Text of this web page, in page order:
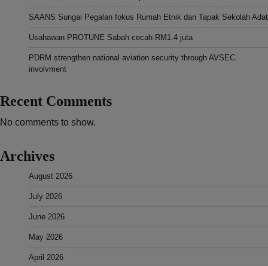
SAANS Sungai Pegalan fokus Rumah Etnik dan Tapak Sekolah Adat
Usahawan PROTUNE Sabah cecah RM1.4 juta
PDRM strengthen national aviation security through AVSEC
involvment
Recent Comments
No comments to show.
Archives
August 2026
July 2026
June 2026
May 2026
April 2026